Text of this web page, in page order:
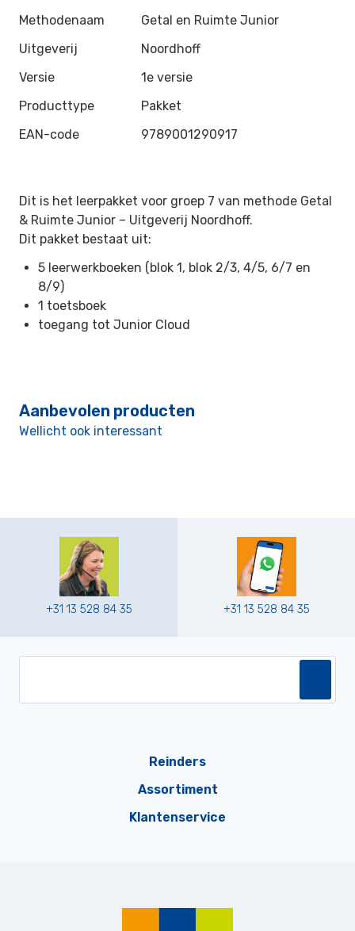
Methodenaam
Getal en Ruimte Junior
Uitgeverij
Noordhoff
Versie
1e versie
Producttype
Pakket
EAN-code
9789001290917
Dit is het leerpakket voor groep 7 van methode Getal
& Ruimte Junior – Uitgeverij Noordhoff.
Dit pakket bestaat uit:
5 leerwerkboeken (blok 1, blok 2/3, 4/5, 6/7 en
8/9)
1 toetsboek
toegang tot Junior Cloud
Aanbevolen producten
Wellicht ook interessant
+31 13 528 84 35 +31 13 528 84 35
Reinders
Assortiment
Klantenservice